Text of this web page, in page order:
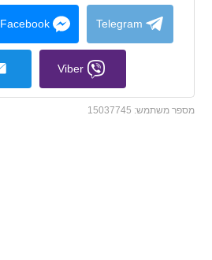
collapse
contents
Telegram
Facebook
Viber
מספר משתמש: 15037745